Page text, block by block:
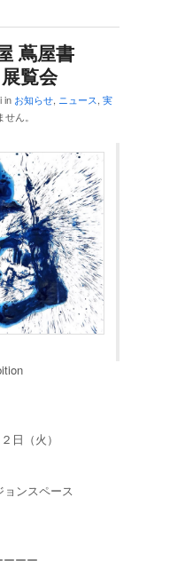
蔦屋書
覧会
in お知らせ, ニュース, 実
ん。
日（火）
ンスペース
ーー